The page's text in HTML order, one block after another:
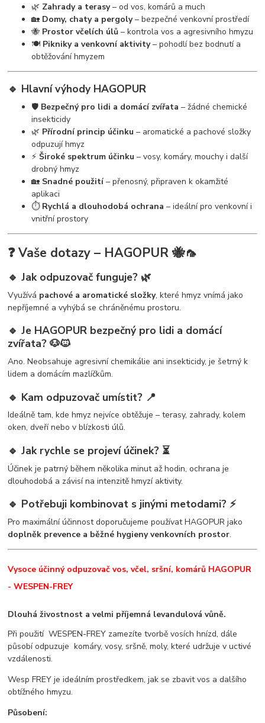
🌿 Zahrady a terasy– od vos, komárů a much
🏡 Domy, chaty a pergoly– bezpečné venkovní prostředí
🐝 Prostor včelích úlů – kontrola vos a agresivního hmyzu
🍽️ Pikniky a venkovní aktivity– pohodlí bez bodnutí a
obtěžování hmyzem
🔹 Hlavní výhody HAGOPUR
🛡️ Bezpečný pro lidi a domácí zvířata – žádné chemické
insekticidy
🌿 Přírodní princip účinku – aromatické a pachové složky
odpuzují hmyz
⚡Široké spektrum účinku – vosy, komáry, mouchy i další
drobný hmyz
🏡 Snadné použití– přenosný, připraven k okamžité
aplikaci
⏱️ Rychlá a dlouhodobá ochrana – ideální pro venkovní i
vnitřní prostory
❓ Vaše dotazy – HAGOPUR 🐝🦟
🔹 Jak odpuzovač funguje? 🌿
Využívá pachové a aromatické složky, které hmyz vnímá jako
nepříjemné a vyhýbá se chráněnému prostoru.
🔹 Je HAGOPUR bezpečný pro lidi a domácí
zvířata? 🐶🐱
Ano. Neobsahuje agresivní chemikálie ani insekticidy, je šetrný k
lidem a domácím mazlíčkům.
🔹 Kam odpuzovač umístit? 📍
Ideálně tam, kde hmyz nejvíce obtěžuje – terasy, zahrady, kolem
oken, dveří nebo v blízkosti úlů.
🔹 Jak rychle se projeví účinek? ⏳
Účinek je patrný během několika minut až hodin, ochrana je
dlouhodobá a závisí na intenzitě hmyzí aktivity.
🔹 Potřebuji kombinovat s jinými metodami? ⚡
Pro maximální účinnost doporučujeme používat HAGOPUR jako
doplněk prevence a běžné hygieny venkovních prostor.
Vysoce účinný odpuzovač vos, včel, sršní, komárů HAGOPUR
- WESPEN-FREY
Dlouhá živostnost a velmi příjemná levandulová vůně.
Při použití WESPEN-FREY zamezíte tvorbě vosích hnízd, dále
působí odpuzuje komáry, vosy, sršně, moly, které udržuje v uctivé
vzdálenosti.
Wesp FREY je ideálním prostředkem, jak se zbavit vos a dalšího
obtížného hmyzu.
Působení: